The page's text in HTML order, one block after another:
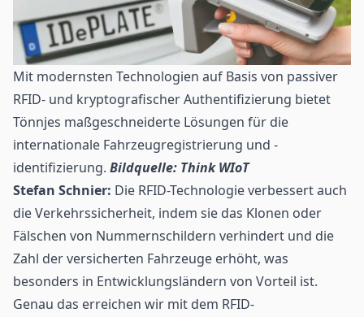
Mit modernsten Technologien auf Basis von passiver
RFID- und kryptografischer Authentifizierung bietet
Tönnjes maßgeschneiderte Lösungen für die
internationale Fahrzeugregistrierung und -
identifizierung. Bildquelle: Think WIoT
Stefan Schnier: Die RFID-Technologie verbessert auch
die Verkehrssicherheit, indem sie das Klonen oder
Fälschen von Nummernschildern verhindert und die
Zahl der versicherten Fahrzeuge erhöht, was
besonders in Entwicklungsländern von Vorteil ist.
Genau das erreichen wir mit dem RFID-